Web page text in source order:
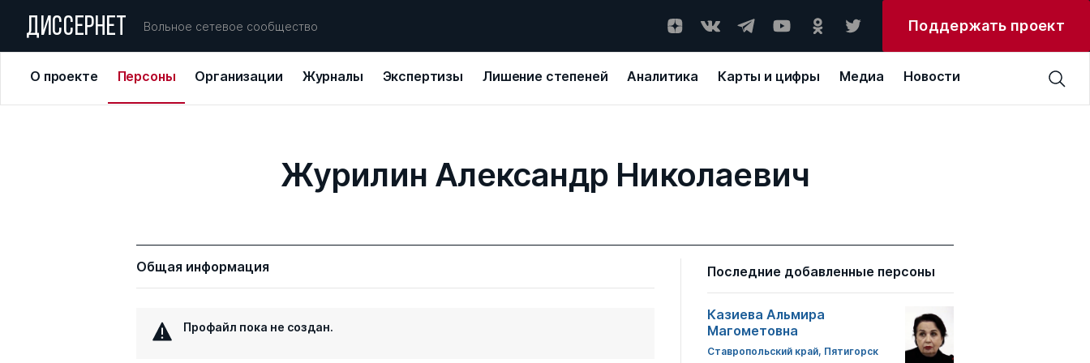
ДИССЕРНЕТ Вольное сетевое сообщество Поддержать проект
О проекте Персоны Организации Журналы Экспертизы Лишение степеней Аналитика Карты и цифры Медиа Новости
Журилин Александр Николаевич
Общая информация
Профайл пока не создан.
Последние добавленные персоны
Казиева Альмира
Магометовна
Ставропольский край, Пятигорск